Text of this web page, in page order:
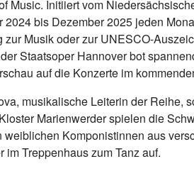
Music. Initiiert vom
bis Dezember 2025 jeden
Musik oder zur UNESCO-
Staatsoper Hannover bot
auf die Konzerte im
musikalische Leiterin der Reihe,
Marienwerder spielen die
Komponistinnen aus
Treppenhaus zum Tanz auf.